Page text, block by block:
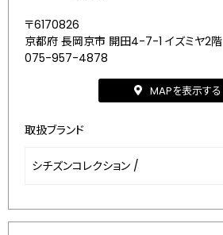
〒6170826
京都府 長岡京市 開田4-7-1 イズミヤ2階
075-957-4878
MAPを表示する
取扱ブランド
シチズンコレクション /